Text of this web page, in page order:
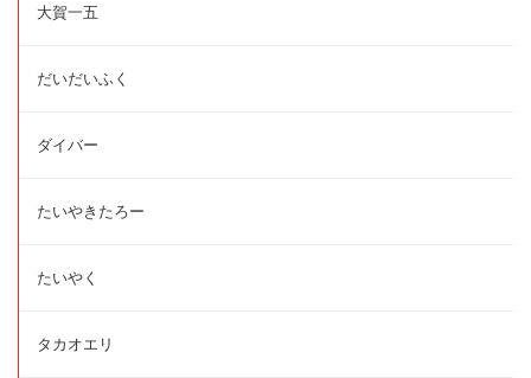
大賀一五
だいだいふく
ダイバー
たいやきたろー
たいやく
タカオエリ